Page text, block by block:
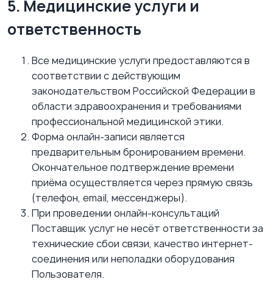
5. Медицинские услуги и
ответственность
Все медицинские услуги предоставляются в
соответствии с действующим
законодательством Российской Федерации в
области здравоохранения и требованиями
профессиональной медицинской этики.
Форма онлайн-записи является
предварительным бронированием времени.
Окончательное подтверждение времени
приёма осуществляется через прямую связь
(телефон, email, мессенджеры).
При проведении онлайн-консультаций
Поставщик услуг не несёт ответственности за
технические сбои связи, качество интернет-
соединения или неполадки оборудования
Пользователя.